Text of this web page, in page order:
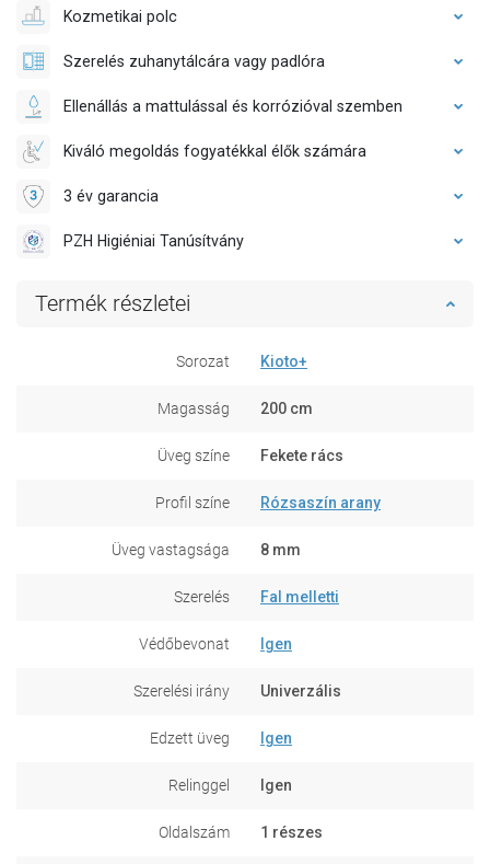
Kozmetikai polc
Szerelés zuhanytálcára vagy padlóra
Ellenállás a mattulással és korrózióval szemben
Kiváló megoldás fogyatékkal élők számára
3 év garancia
PZH Higiéniai Tanúsítvány
Termék részletei
Sorozat Kioto+
Magasság 200 cm
Üveg színe Fekete rács
Profil színe Rózsaszín arany
Üveg vastagsága 8 mm
Szerelés Fal melletti
Védőbevonat Igen
Szerelési irány Univerzális
Edzett üveg Igen
Relinggel Igen
Oldalszám 1 részes